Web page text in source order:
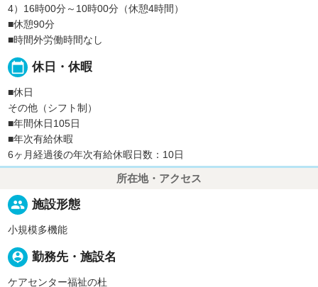
4）16時00分～10時00分（休憩4時間）
■休憩90分
■時間外労働時間なし
calendar_today 休日・休暇
■休日
その他（シフト制）
■年間休日105日
■年次有給休暇
6ヶ月経過後の年次有給休暇日数：10日
所在地・アクセス
people 施設形態
小規模多機能
person_pin 勤務先・施設名
ケアセンター福祉の杜